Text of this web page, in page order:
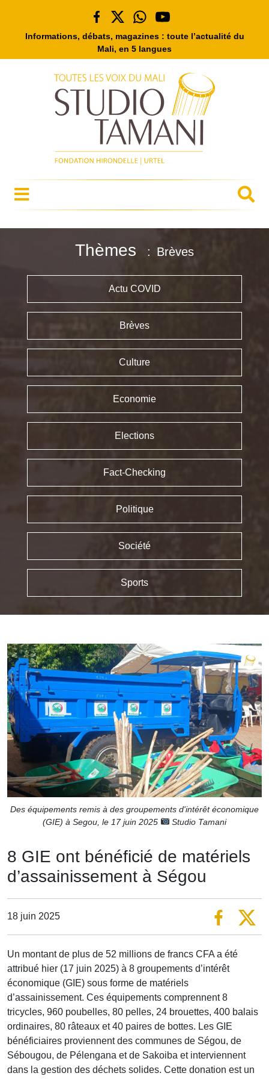
Informations, débats, magazines : toute l’actualité du
Mali, en 5 langues
Thèmes Brèves
Actu COVID
Brèves
Culture
Economie
Elections
Fact-Checking
Politique
Société
Sports
Des équipements remis à des groupements d'intérêt économique
(GIE) à Segou, le 17 juin 2025
Studio Tamani
8 GIE ont bénéficié de matériels
d’assainissement à Ségou
18 juin 2025
Un montant de plus de 52 millions de francs CFA a été
attribué hier (17 juin 2025) à 8 groupements d’intérêt
économique (GIE) sous forme de matériels
d’assainissement. Ces équipements comprennent 8
tricycles, 960 poubelles, 80 pelles, 24 brouettes, 400 balais
ordinaires, 80 râteaux et 40 paires de bottes. Les GIE
bénéficiaires proviennent des communes de Ségou, de
Sébougou, de Pélengana et de Sakoiba et interviennent
dans la gestion des déchets solides. Cette donation est un